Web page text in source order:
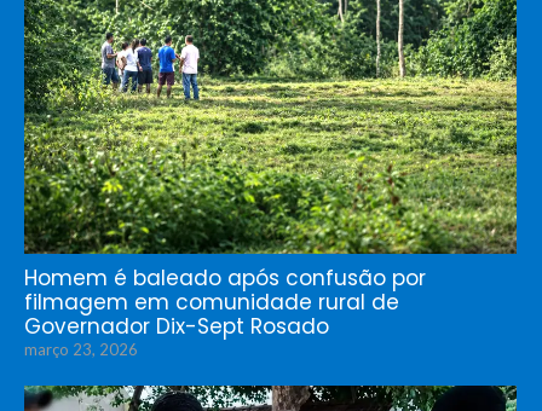
Homem é baleado após confusão por
filmagem em comunidade rural de
Governador Dix-Sept Rosado
março 23, 2026